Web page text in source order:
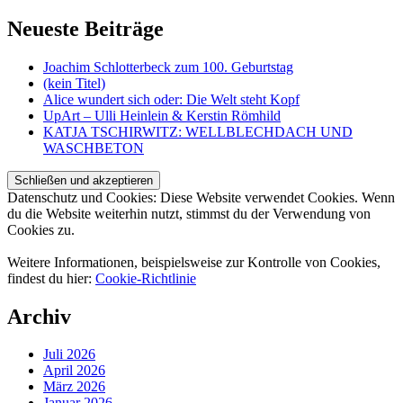
Neueste Beiträge
Joachim Schlotterbeck zum 100. Geburtstag
(kein Titel)
Alice wundert sich oder: Die Welt steht Kopf
UpArt – Ulli Heinlein & Kerstin Römhild
KATJA TSCHIRWITZ: WELLBLECHDACH UND
WASCHBETON
Datenschutz und Cookies: Diese Website verwendet Cookies. Wenn
du die Website weiterhin nutzt, stimmst du der Verwendung von
Cookies zu.
Weitere Informationen, beispielsweise zur Kontrolle von Cookies,
findest du hier: Cookie-Richtlinie
Archiv
Juli 2026
April 2026
März 2026